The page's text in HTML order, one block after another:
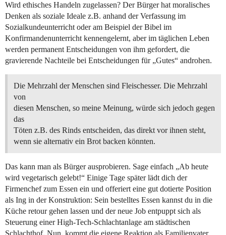
Wird ethisches Handeln zugelassen? Der Bürger hat moralisches
Denken als soziale Ideale z.B. anhand der Verfassung im
Sozialkundeunterricht oder am Beispiel der Bibel im
Konfirmandenunterricht kennengelernt, aber im täglichen Leben
werden permanent Entscheidungen von ihm gefordert, die
gravierende Nachteile bei Entscheidungen für „Gutes“ androhen.
Die Mehrzahl der Menschen sind Fleischesser. Die Mehrzahl
von
diesen Menschen, so meine Meinung, würde sich jedoch gegen
das
Töten z.B. des Rinds entscheiden, das direkt vor ihnen steht,
wenn sie alternativ ein Brot backen könnten.
Das kann man als Bürger ausprobieren. Sage einfach „Ab heute
wird vegetarisch gelebt!“ Einige Tage später lädt dich der
Firmenchef zum Essen ein und offeriert eine gut dotierte Position
als Ing in der Konstruktion: Sein bestelltes Essen kannst du in die
Küche retour gehen lassen und der neue Job entpuppt sich als
Steuerung einer High-Tech-Schlachtanlage am städtischen
Schlachthof. Nun, kommt die eigene Reaktion als Familienvater